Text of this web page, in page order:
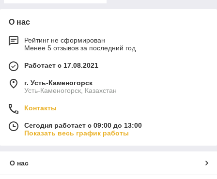
О нас
Рейтинг не сформирован
Менее 5 отзывов за последний год
Работает с 17.08.2021
г. Усть-Каменогорск
Усть-Каменогорск, Казахстан
Контакты
Сегодня работает с 09:00 до 13:00
Показать весь график работы
О нас